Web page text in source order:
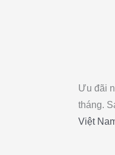
Ưu đãi
tháng.
Việt